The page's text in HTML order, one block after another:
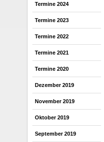
Termine 2024
Termine 2023
Termine 2022
Termine 2021
Termine 2020
Dezember 2019
November 2019
Oktober 2019
September 2019